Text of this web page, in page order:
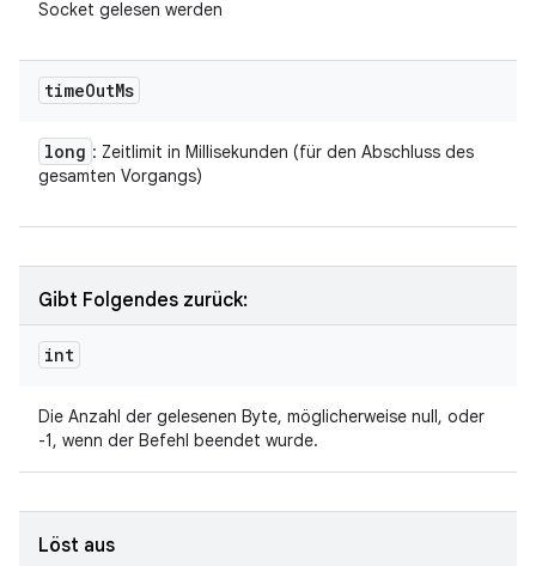
Socket gelesen werden
timeOutMs
long : Zeitlimit in Millisekunden (für den Abschluss des
gesamten Vorgangs)
Gibt Folgendes zurück:
int
Die Anzahl der gelesenen Byte, möglicherweise null, oder
-1, wenn der Befehl beendet wurde.
Löst aus